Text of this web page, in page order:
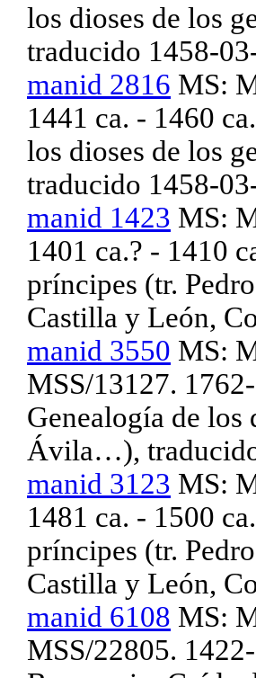
los dioses de los
traducido 1458-
manid 2816 MS:
1441 ca. - 1460
los dioses de los
traducido 1458-
manid 1423 MS:
1401 ca.? - 1410
príncipes (tr.
Castilla y León,
manid 3550 MS:
MSS/13127.
Genealogía de los
Ávila…),
manid 3123 MS:
1481 ca. - 1500
príncipes (tr.
Castilla y León,
manid 6108 MS:
MSS/22805.